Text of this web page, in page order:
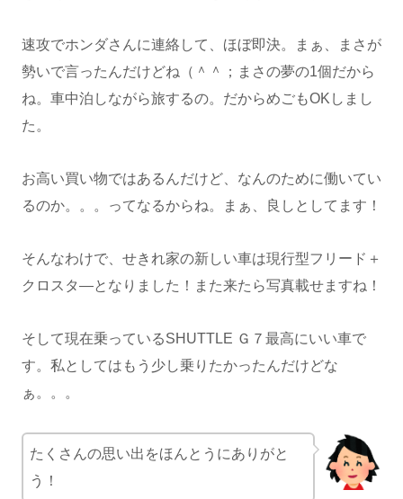
速攻でホンダさんに連絡して、ほぼ即決。まぁ、まさが
勢いで言ったんだけどね（＾＾；まさの夢の1個だから
ね。車中泊しながら旅するの。だからめごもOKしまし
た。
お高い買い物ではあるんだけど、なんのために働いてい
るのか。。。ってなるからね。まぁ、良しとしてます！
そんなわけで、せきれ家の新しい車は現行型フリード＋
クロスタ―となりました！また来たら写真載せますね！
そして現在乗っているSHUTTLE Ｇ７最高にいい車で
す。私としてはもう少し乗りたかったんだけどな
ぁ。。。
たくさんの思い出をほんとうにありがと
う！